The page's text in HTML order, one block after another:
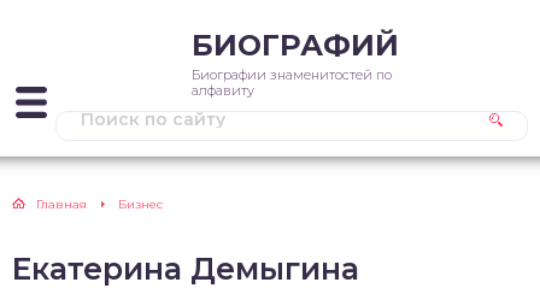
БИОГРАФИЙ
Биографии знаменитостей по
алфавиту
Главная Бизнес
Екатерина Демыгина